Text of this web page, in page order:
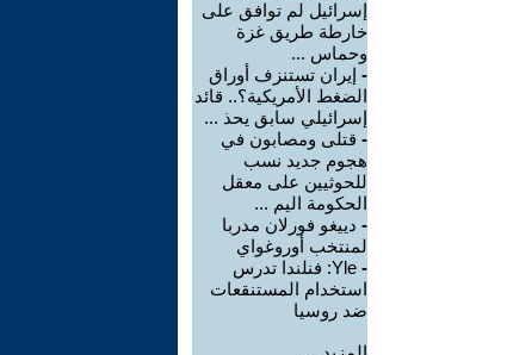
إسرائيل لم توافق على
خارطة طريق غزة
وحماس ...
- إيران تستنزف أوراق
الضغط الأمريكية؟.. قائد
إسرائيلي سابق يحذ ...
- قتلى ومصابون في
هجوم جديد نسب
للحوثيين على معقل
الحكومة اليم ...
- دييغو فورلان مدربا
لمنتخب أوروغواي
-
Yle: فنلندا تدرس
استخدام المستنقعات
ضد روسيا